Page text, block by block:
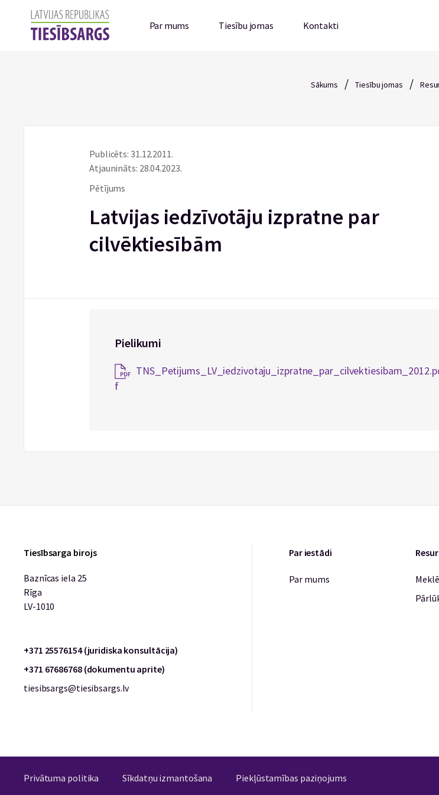
Par mums Tiesību jomas Kontakti
Sākums / Tiesību jomas /
Publicēts: 31.12.2011.
Atjaunināts: 28.04.2023.
Pētījums
Latvijas iedzīvotāju izpratne par
cilvēktiesībām
Pielikumi
f
Tiesībsarga birojs
Baznīcas iela 25
Rīga
LV-1010
+371 25576154 (juridiska konsultācija)
+371 67686768 (dokumentu aprite)
tiesibsargs@tiesibsargs.lv
Par iestādi
Par mums
Privātuma politika Sīkdatņu izmantošana Piekļūstamības paziņojums